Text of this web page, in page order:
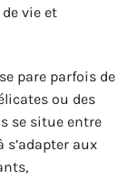
vie et
pare parfois de
ou des
se situe entre
s’adapter aux